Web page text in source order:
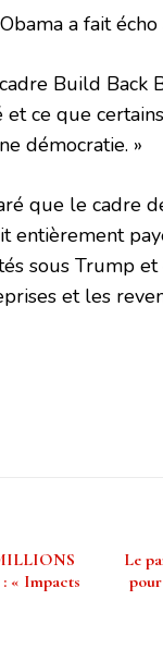
a fait
Build
ce que
démocratie. »
que le cadre
entièrement
sous Trump
et les
« Impacts
Le